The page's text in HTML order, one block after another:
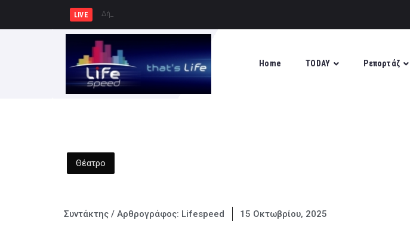
LIVE Δήμος Πατρέων : Τα παιδιά των
Home TODAY Ρεπορτάζ
Θέατρο
Συντάκτης / Αρθρογράφος: Lifespeed 15 Οκτωβρίου, 2025